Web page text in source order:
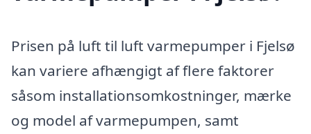
Prisen på luft til luft varmepumper i Fjelsø
kan variere afhængigt af flere faktorer
såsom installationsomkostninger, mærke
og model af varmepumpen, samt